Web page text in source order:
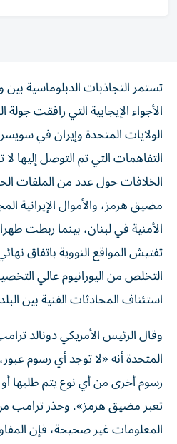
تستمر التجاذبات الدبلوماسية
الأجواء الإيجابية التي رافقت
الولايات المتحدة وإيران في
التفاهمات التي تم التوصل إليها
الخلافات حول عدد من الملفات
مضيق هرمز، والأموال الإيرانية
الأمنية في لبنان، بينما ربطت
تفتيش المواقع النووية باتفاق
التخلص من اليورانيوم عالي
استئناف المحادثات الفنية بين
وقال الرئيس الأمريكي دونالد
المتحدة أنه «لا توجد أي رسوم
رسوم أخرى من أي نوع يتم طلبها
تعبر مضيق هرمز». وحذر ترامب
المعلومات غير صحيحة، فإن